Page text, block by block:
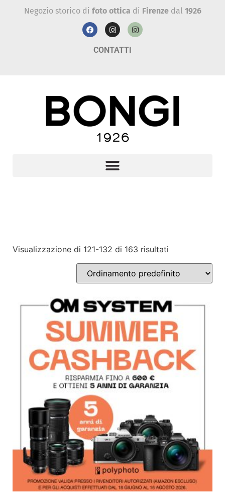
Negozio storico di foto ottica di Firenzedal 1926
CONTATTI
Visualizzazione di 121-132 di 163 risultati